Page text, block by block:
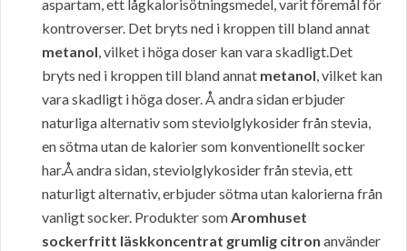
aspartam, ett lågkalorisötningsmedel, varit föremål för
kontroverser. Det bryts ned i kroppen till bland annat
metanol, vilket i höga doser kan vara skadligt.Det
bryts ned i kroppen till bland annat metanol, vilket kan
vara skadligt i höga doser. Å andra sidan erbjuder
naturliga alternativ som steviolglykosider från stevia,
en sötma utan de kalorier som konventionellt socker
har.Å andra sidan, steviolglykosider från stevia, ett
naturligt alternativ, erbjuder sötma utan kalorierna från
vanligt socker. Produkter somAromhuset
sockerfritt läskkoncentrat grumlig citron använder